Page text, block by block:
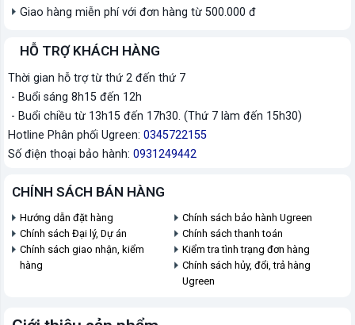
Giao hàng miễn phí với đơn hàng từ 500.000 đ
HỖ TRỢ KHÁCH HÀNG
Thời gian hỗ trợ từ thứ 2 đến thứ 7
- Buổi sáng 8h15 đến 12h
- Buổi chiều từ 13h15 đến 17h30. (Thứ 7 làm đến 15h30)
Hotline Phân phối Ugreen: 0345722155
Số điện thoại bảo hành: 0931249442
CHÍNH SÁCH BÁN HÀNG
Hướng dẫn đặt hàng
Chính sách bảo hành Ugreen
Chính sách Đại lý, Dự án
Chính sách thanh toán
Chính sách giao nhận, kiểm
hàng
Kiểm tra tình trạng đơn hàng
Chính sách hủy, đổi, trả hàng
Ugreen